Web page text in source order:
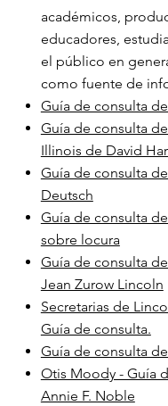
académicos,
educadores,
el público en
como fuente de
Guía de consulta
Guía de consulta
Illinois de David
Guía de consulta
Deutsch
Guía de consulta
sobre locura
Guía de consulta
Jean Zurow Lincoln
Secretarias de
Guía de consulta.
Guía de consulta
Otis Moody - Guía
Annie F. Noble